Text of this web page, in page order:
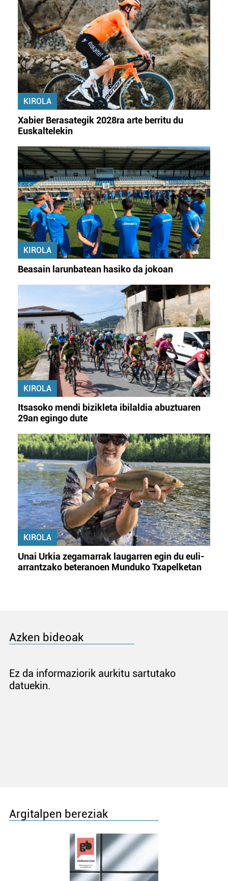
KIROLA
Xabier Berasategik 2028ra arte berritu du
Euskaltelekin
KIROLA
Beasain larunbatean hasiko da jokoan
KIROLA
Itsasoko mendi bizikleta ibilaldia abuztuaren
29an egingo dute
KIROLA
Unai Urkia zegamarrak laugarren egin du euli-
arrantzako beteranoen Munduko Txapelketan
Azken bideoak
Ez da informaziorik aurkitu sartutako
datuekin.
Argitalpen bereziak